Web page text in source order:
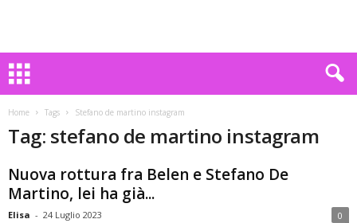
Home Tags Stefano de martino instagram
Tag: stefano de martino instagram
Nuova rottura fra Belen e Stefano De
Martino, lei ha già...
Elisa - 24 Luglio 2023 0